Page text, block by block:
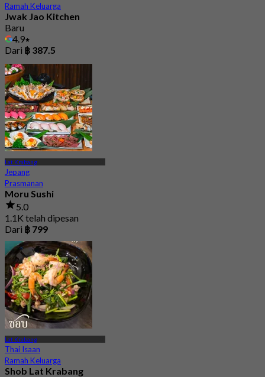
Ramah Keluarga
Jwak Jao Kitchen
Baru
4.9
Dari ฿ 387.5
Lat Krabang
Jepang
Prasmanan
Moru Sushi
5.0
1.1K telah dipesan
Dari ฿ 799
Lat Krabang
Thai Isaan
Ramah Keluarga
Shob Lat Krabang